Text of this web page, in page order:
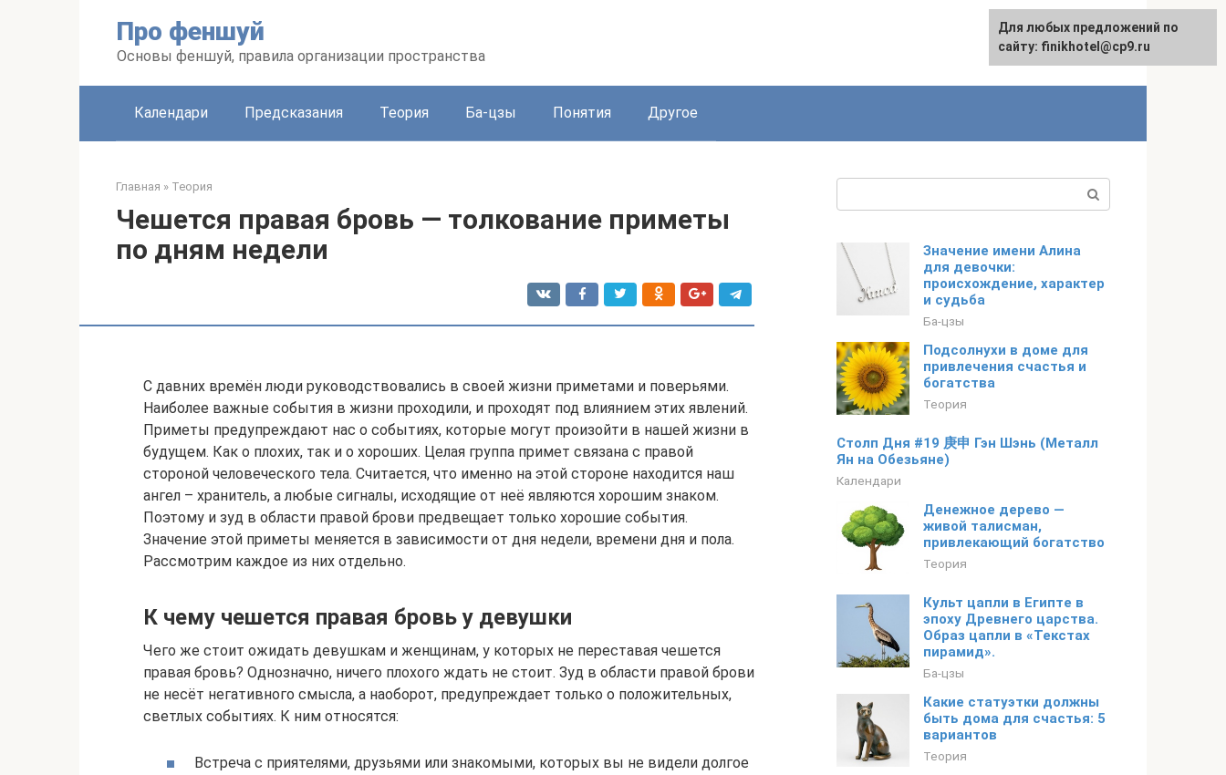
Про феншуй
Основы феншуй, правила организации пространства
English
Календари Предсказания Теория Ба-цзы Понятия Другое
Главная » Теория
Чешется правая бровь — толкование приметы
по дням недели
С давних времён люди руководствовались в своей жизни приметами и поверьями.
Наиболее важные события в жизни проходили, и проходят под влиянием этих явлений.
Приметы предупреждают нас о событиях, которые могут произойти в нашей жизни в
будущем. Как о плохих, так и о хороших. Целая группа примет связана с правой
стороной человеческого тела. Считается, что именно на этой стороне находится наш
ангел – хранитель, а любые сигналы, исходящие от неё являются хорошим знаком.
Поэтому и зуд в области правой брови предвещает только хорошие события.
Значение этой приметы меняется в зависимости от дня недели, времени дня и пола.
Рассмотрим каждое из них отдельно.
К чему чешется правая бровь у девушки
Чего же стоит ожидать девушкам и женщинам, у которых не переставая чешется
правая бровь? Однозначно, ничего плохого ждать не стоит. Зуд в области правой брови
не несёт негативного смысла, а наоборот, предупреждает только о положительных,
светлых событиях. К ним относятся:
Встреча с приятелями, друзьями или знакомыми, которых вы не видели долгое
Значение имени Алина
для девочки:
происхождение, характер
и судьба
Ба-цзы
Подсолнухи в доме для
привлечения счастья и
богатства
Теория
Столп Дня #19 庚申 Гэн Шэнь (Металл
Ян на Обезьяне)
Календари
Денежное дерево —
живой талисман,
привлекающий богатство
Теория
Культ цапли в Египте в
эпоху Древнего царства.
Образ цапли в «Текстах
пирамид».
Ба-цзы
Какие статуэтки должны
быть дома для счастья: 5
вариантов
Теория
Для любых предложений по
сайту: finikhotel@cp9.ru